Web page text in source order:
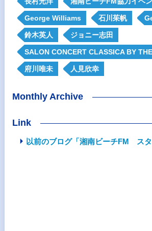
George Williams 石川茱帆
鈴木英人 ジョニー志田
SALON CONCERT CLASSICA BY
府川唯未 人見欣幸
Monthly Archive
Link
以前のブログ「湘南ビーチFM スタ